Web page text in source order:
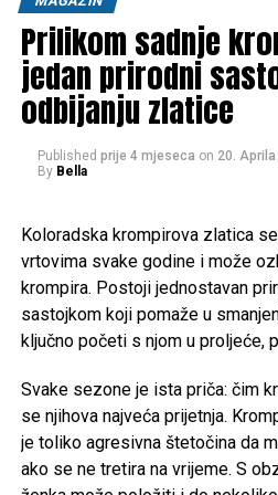
izrazitoj animističkoj,
šarenoj odjeći, što ih izdvaja od
stanovništva.
Ključni aspekti
Kultura i religija:
održavaju jedinstvenu, često
koja uključuje fokus na koncepte
Kulturne prakse:Kalaši imaju
kulturu u kojoj slave i obožavaju
žrtve. Žene igraju značajnu ulogu
svojoj zajednici.
Položaj: Kalaši se nalaze u
Khyber Pakhtunkhwa u
Bumburet, Rumbur i Birir.
Prilikom sadnje
jedan prirodni
odbijanju zlatice
Published prije 4 mjeseca on 20. Aprila
By Bella
Koloradska krompirova zlatica
vrtovima svake godine i može
krompira. Postoji jednostavan
sastojkom koji pomaže u
ključno početi s njom u proljeće,
Svake sezone je ista priča: čim
se njihova najveća prijetnja.
je toliko agresivna štetočina da
ako se ne tretira na vrijeme. S